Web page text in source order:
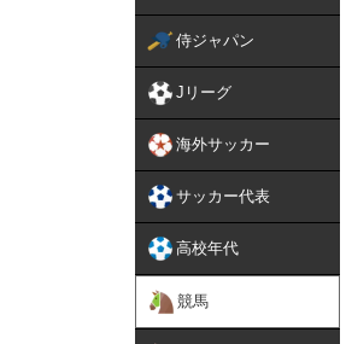
侍ジャパン
Jリーグ
海外サッカー
サッカー代表
高校年代
競馬